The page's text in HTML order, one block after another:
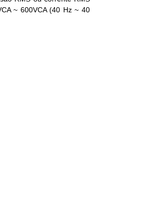
~ 600VCA (40 Hz ~ 40